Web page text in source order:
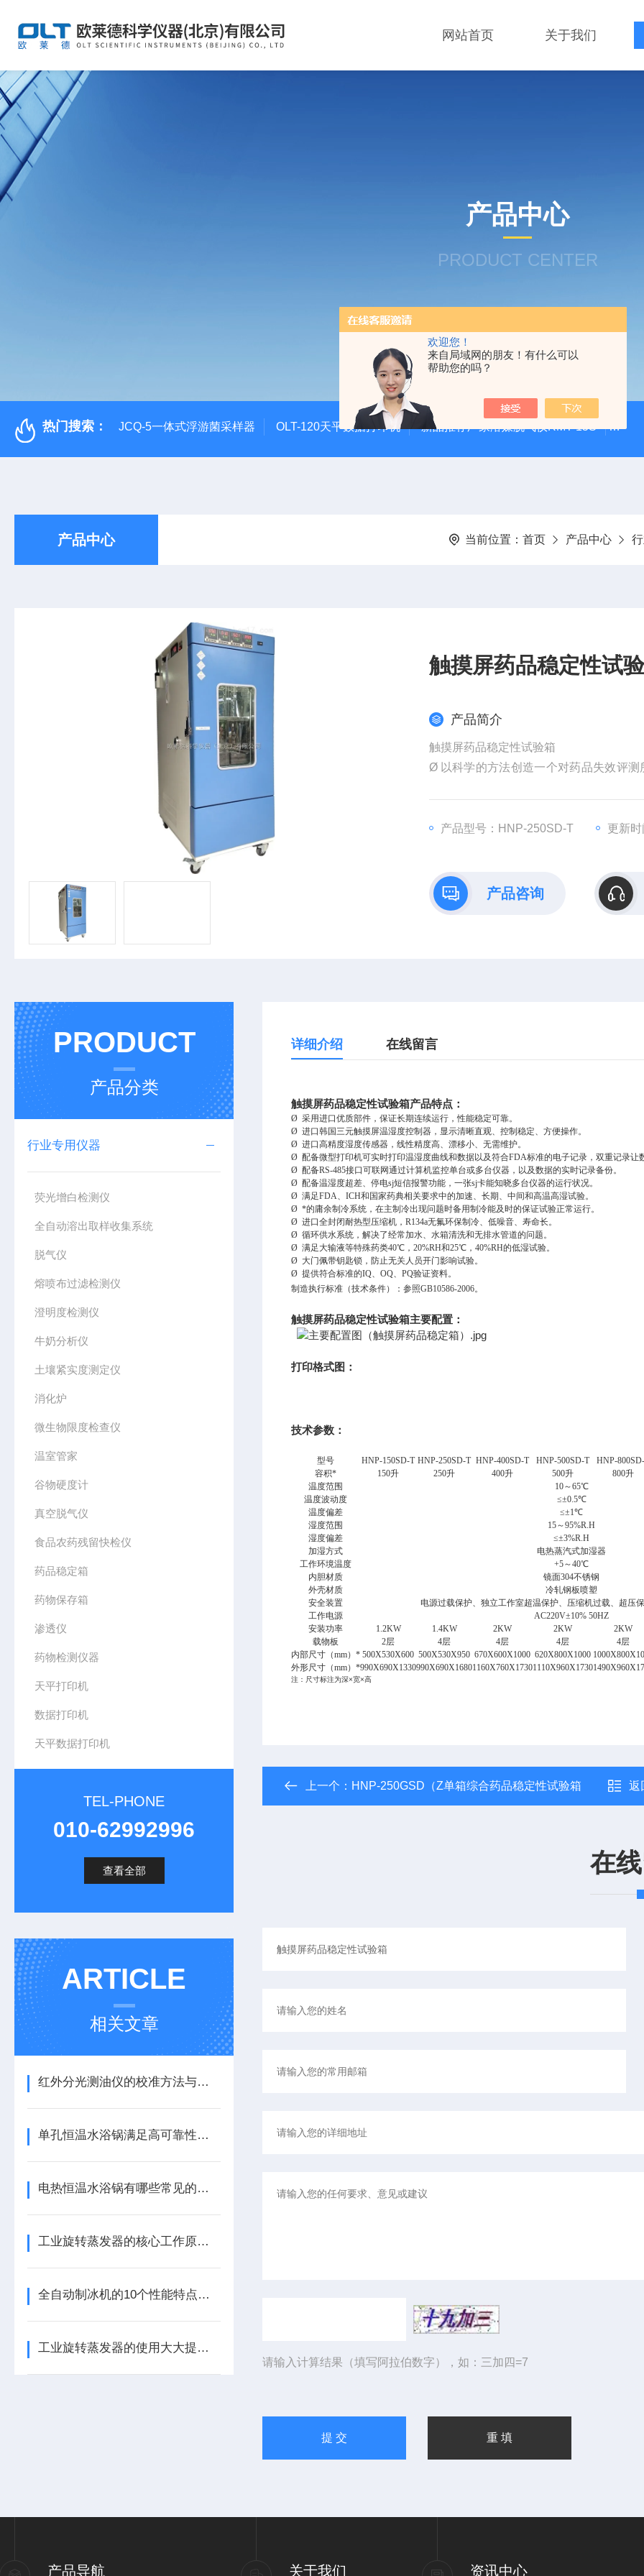
欢迎您！
来自局域网的朋友！有什么可以
帮助您的吗？
网站首页 关于我们
产品中心
PRODUCT CENTER
热门搜索： JCQ-5一体式浮游菌采样器 OLT-120天平数据打印机 新品推荐厂家溶媒脱气仪RMT-15S 自动
产品中心 当前位置： 首页 产品中心
触摸屏药品稳定性试
产品简介
触摸屏药品稳定性试验箱
Ø 以科学的方法创造一个对药品失效评测所需的长时间的温度湿度环境，适用于制药企业对药品及新药进行加
产品型号：HNP-250SD-T 更新
产品咨询
PRODUCT
产品分类
行业专用仪器
荧光增白检测仪
全自动溶出取样收集系统
脱气仪
熔喷布过滤检测仪
澄明度检测仪
牛奶分析仪
土壤紧实度测定仪
消化炉
微生物限度检查仪
温室管家
谷物硬度计
真空脱气仪
食品农药残留快检仪
药品稳定箱
药物保存箱
渗透仪
药物检测仪器
天平打印机
数据打印机
天平数据打印机
TEL-PHONE
010-62992996
查看全部
ARTICLE
相关文章
红外分光测油仪的校准方法与标准油品选择要点
单孔恒温水浴锅满足高可靠性设备的要求
电热恒温水浴锅有哪些常见的应用领域？
工业旋转蒸发器的核心工作原理与设计
全自动制冰机的10个性能特点介绍
工业旋转蒸发器的使用大大提高了蒸发效率
详细介绍 在线留言
触摸屏药品稳定性试验箱产品特点：
Ø 采用进口优质部件，保证长期连续运行，性能稳定可靠。
Ø 进口韩国三元触摸屏温湿度控制器，显示清晰直观、控制稳定、方便操作。
Ø 进口高精度湿度传感器，线性精度高、漂移小、无需维护。
Ø 配备微型打印机可实时打印温湿度曲线和数据以及符合FDA标准的电子记录，双重记录让
Ø 配备RS-485接口可联网通过计算机监控单台或多台仪器，以及数据的实时记录备份。
Ø 配备温湿度超差、停电sj短信报警功能，一张sj卡能知晓多台仪器的运行状况。
Ø 满足FDA、ICH和国家药典相关要求中的加速、长期、中间和高温高湿试验。
Ø *的庸余制冷系统，在主制冷出现问题时备用制冷能及时的保证试验正常运行。
Ø 进口全封闭耐热型压缩机，R134a无氟环保制冷、低噪音、寿命长。
Ø 循环供水系统，解决了经常加水、水箱清洗和无排水管道的问题。
Ø 满足大输液等特殊药类40℃，20%RH和25℃，40%RH的低湿试验。
Ø 大门佩带钥匙锁，防止无关人员开门影响试验。
Ø 提供符合标准的IQ、OQ、PQ验证资料。
制造执行标准（技术条件）：参照GB10586-2006。
触摸屏药品稳定性试验箱主要配置：
打印格式图：
技术参数：
型号 HNP-150SD-T HNP-250SD-T HNP-400SD-T HNP-500SD-T HNP-
容积*
150升 250升 400升 500升 800升
温度范围
10～65℃
温度波动度
≤±0.5℃
温度偏差
≤±1℃
湿度范围
15～95%R.H
湿度偏差
≤±3%R.H
加湿方式
电热蒸汽式加湿器
工作环境温度
+5～40℃
内胆材质
镜面304不锈钢
外壳材质
冷轧钢板喷塑
安全装置
电源过载保护、独立工作室超温保护、压缩机过载、超压
工作电源
AC220V±10% 50HZ
安装功率
1.2KW 1.4KW 2KW 2KW 2KW
载物板
2层 4层 4层 4层 4层
内部尺寸（mm）* 500X530X600 500X530X950 670X600X1000 620X800X1000
外形尺寸（mm）*990X690X1330990X690X16801160X760X17301110X960X1730
注：尺寸标注为深×宽×高
上一个： HNP-250GSD（Z单箱综合药品稳定性试验箱 返
在
请输入计算结果（填写阿拉伯数字），如：三加四=7
产品导航 关于我们 资讯中心